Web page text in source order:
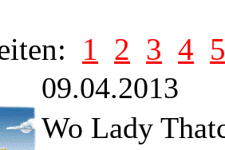
1 2 3 4 5
09.04.2013
Wo Lady